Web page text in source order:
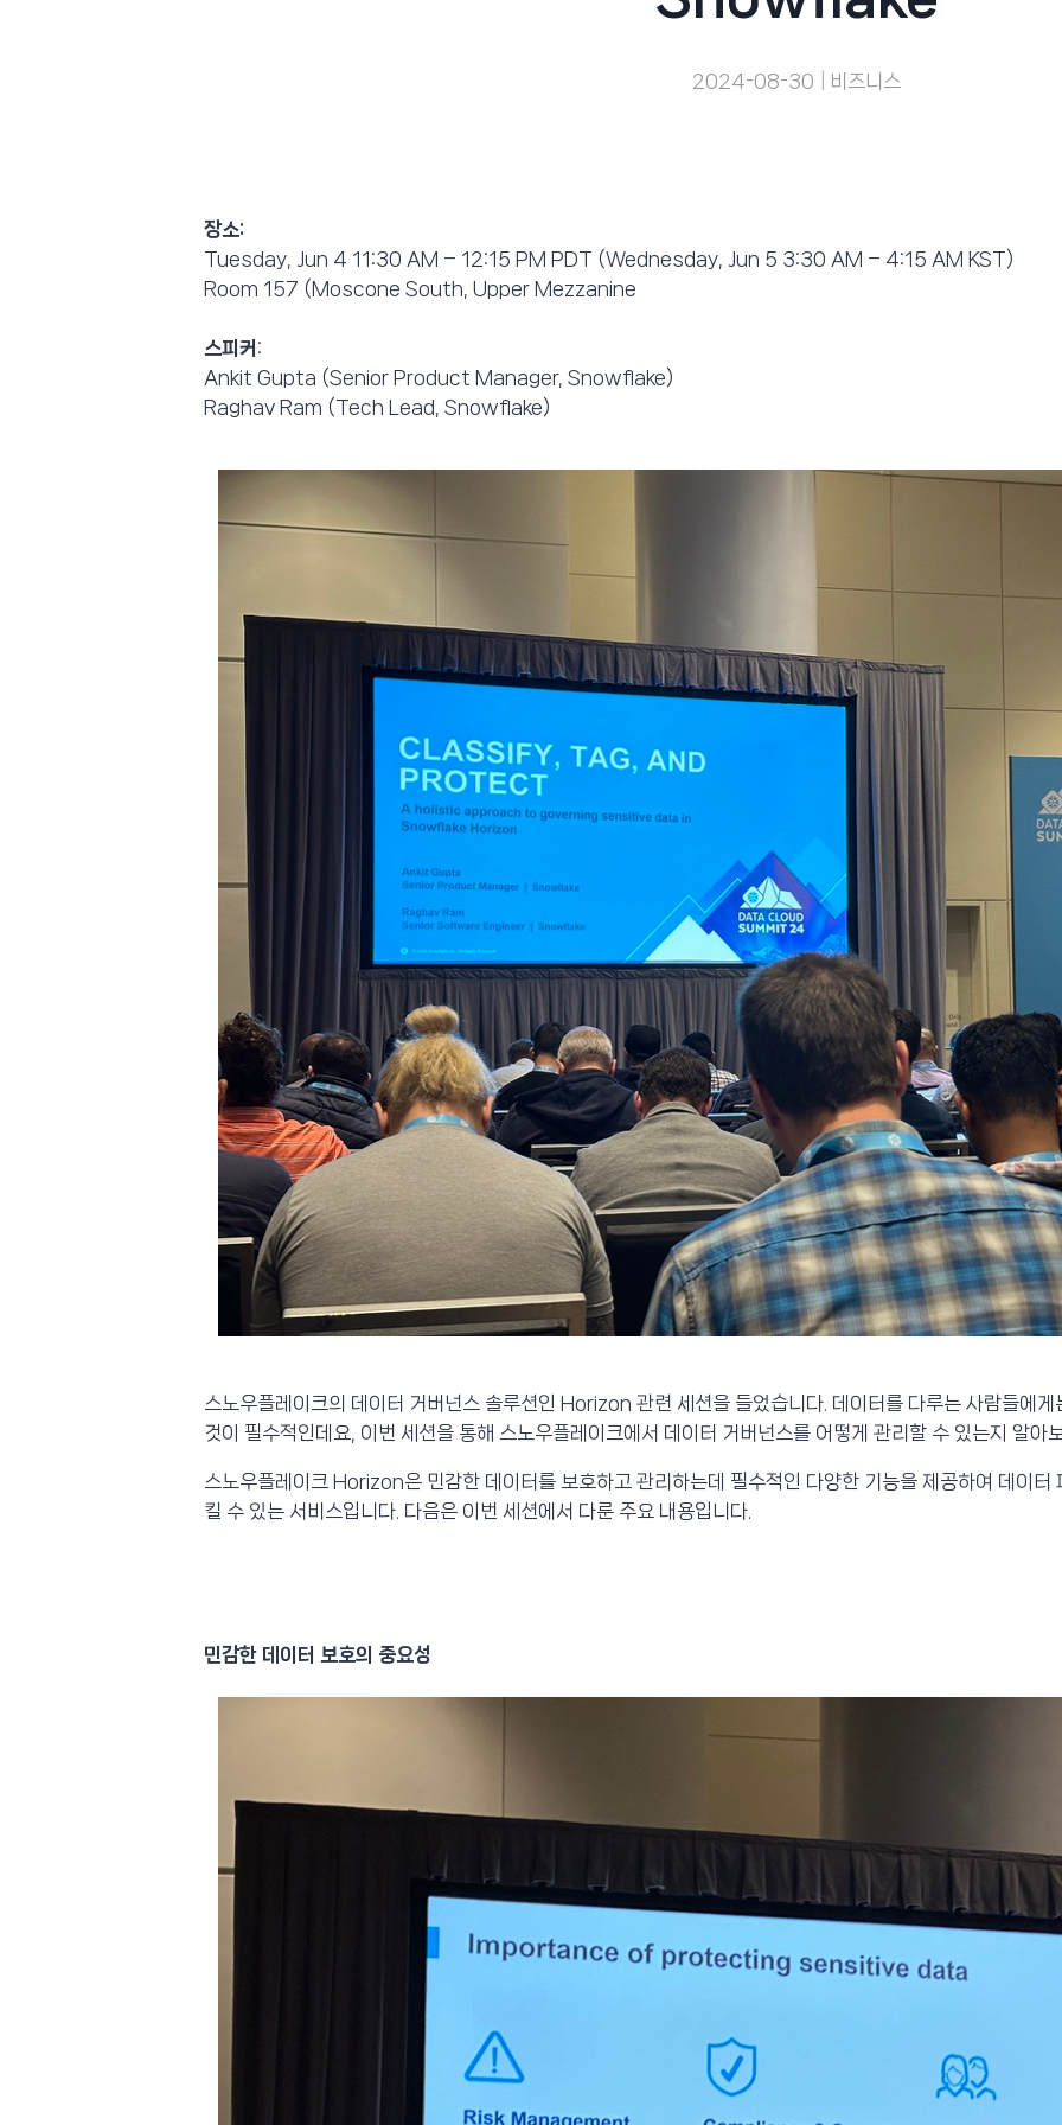
2024-08-30 비즈니스
장소:
Tuesday, Jun 4 11:30 AM – 12:15 PM PDT (Wednesday, Jun 5 3:30 AM – 4:15 AM KST)
Room 157 (Moscone South, Upper Mezzanine
스피커 :
Ankit Gupta (Senior Product Manager, Snowflake)
Raghav Ram (Tech Lead, Snowflake)
스노우플레이크의 데이터 거버넌스 솔루션인 Horizon 관련 세션을 들었습니다. 데이터를 다루는 사람들에
것이 필수적인데요, 이번 세션을 통해 스노우플레이크에서 데이터 거버넌스를 어떻게 관리할 수 있는지 알아
스노우플레이크 Horizon은 민감한 데이터를 보호하고 관리하는데 필수적인 다양한 기능을 제공하여 데이터
킬 수 있는 서비스입니다. 다음은 이번 세션에서 다룬 주요 내용입니다.
민감한 데이터 보호의 중요성